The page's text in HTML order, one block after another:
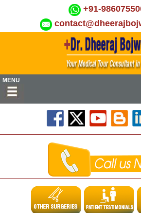
+91-
MENU